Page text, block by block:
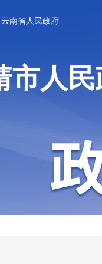
云南省人民政府
市人